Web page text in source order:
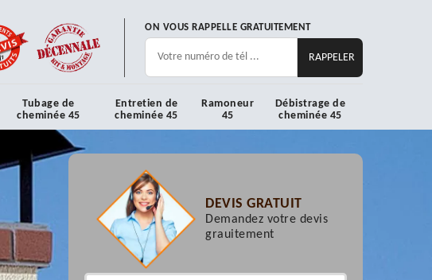
ON VOUS RAPPELLE GRATUITEMENT
Tubage de
cheminée 45
Entretien de
cheminée 45
Ramoneur
45
Débistrage de
cheminée 45
DEVIS GRATUIT
Demandez votre devis
grauitement